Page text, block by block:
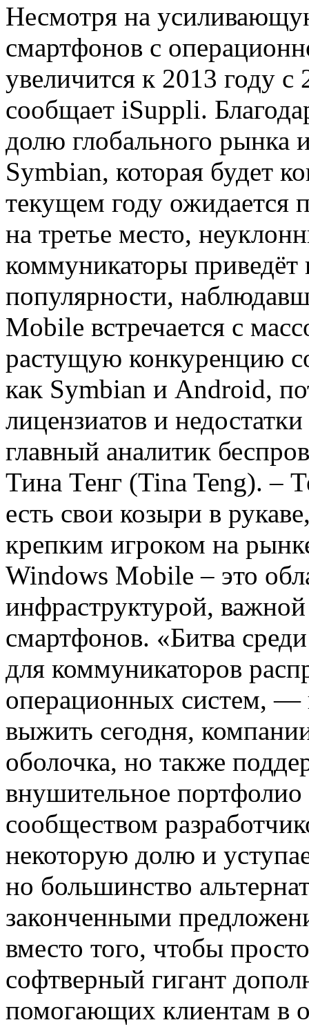
Несмотря на
смартфонов с
увеличится к 2013 году
сообщает iSuppli.
долю глобального рынка
Symbian, которая будет
текущем году
на третье место,
коммуникаторы приведёт
популярности,
Mobile встречается с
растущую конкуренцию
как Symbian и Android,
лицензиатов и
главный аналитик
Тина Тенг (Tina Teng). –
есть свои козыри в
крепким игроком на
Windows Mobile – это
инфраструктурой,
смартфонов. «Битва
для коммуникаторов
операционных систем, —
выжить сегодня,
оболочка, но также
внушительное
сообществом
некоторую долю и
но большинство
законченными
вместо того, чтобы
софтверный гигант
помогающих клиентам в